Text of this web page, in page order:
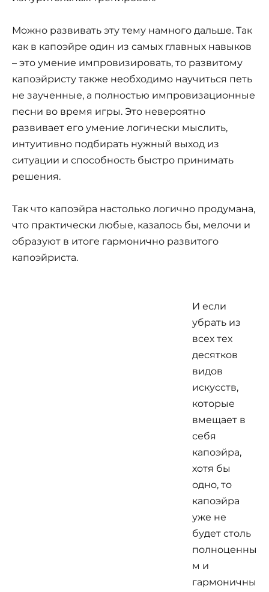
Можно развивать эту тему намного дальше. Так
как в капоэйре один из самых главных навыков
– это умение импровизировать, то развитому
капоэйристу также необходимо научиться петь
не заученные, а полностью импровизационные
песни во время игры. Это невероятно
развивает его умение логически мыслить,
интуитивно подбирать нужный выход из
ситуации и способность быстро принимать
решения.
Так что капоэйра настолько логично продумана,
что практически любые, казалось бы, мелочи и
образуют в итоге гармонично развитого
капоэйриста.
И если
убрать из
всех тех
десятков
видов
искусств,
которые
вмещает в
себя
капоэйра,
хотя бы
одно, то
капоэйра
уже не
будет столь
полноценны
м и
гармоничны